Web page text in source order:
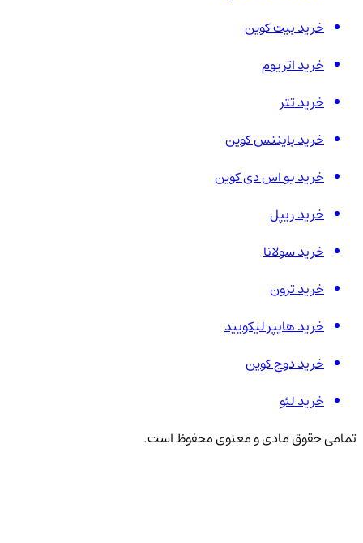
خرید بیت کوین
خرید اتریوم
خرید تتر
خرید بایننس کوین
خرید یو اس دی کوین
خرید ریپل
خرید سولانا
خرید ترون
خرید هایپر لیکویید
خرید دوج کوین
خرید لئو
تمامی حقوق مادی و معنوی محفوظ است.